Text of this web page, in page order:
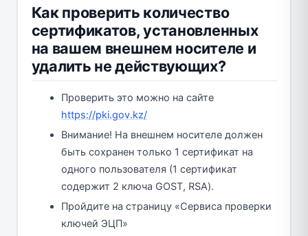
Как проверить количество
сертификатов, установленных
на вашем внешнем носителе и
удалить не действующих?
Проверить это можно на сайте
https://pki.gov.kz/
Внимание! На внешнем носителе должен
быть сохранен только 1 сертификат на
одного пользователя (1 сертификат
содержит 2 ключа GOST, RSA).
Пройдите на страницу «Сервиса проверки
ключей ЭЦП»